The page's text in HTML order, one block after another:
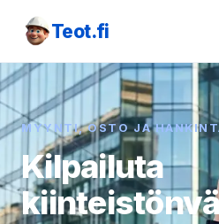
Teot.fi
MYYNTI, OSTO JA
Kilpailuta